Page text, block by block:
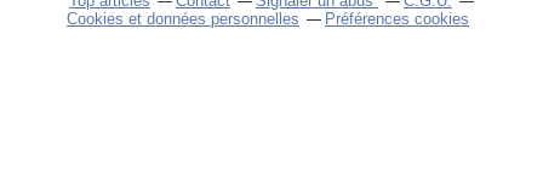
Cookies et données personnelles
Préférences cookies